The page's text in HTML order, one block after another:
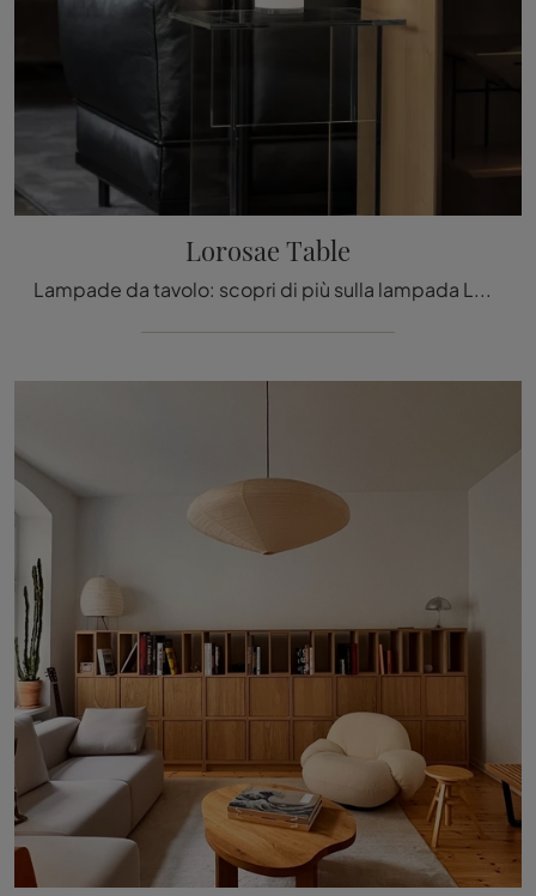
Lorosae Table
Lampade da tavolo: scopri di più sulla lampada Lorosae Table in vetro che ti consigliamo.